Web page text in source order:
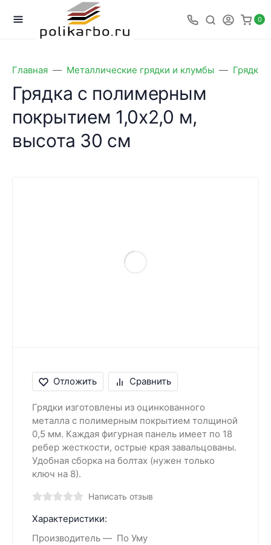
0
Главная Металлические грядки и клумбы Грядки
Грядка с полимерным
покрытием 1,0х2,0 м,
высота 30 см
Отложить Сравнить
Грядки изготовлены из оцинкованного
металла с полимерным покрытием толщиной
0,5 мм. Каждая фигурная панель имеет по 18
ребер жесткости, острые края завальцованы.
Удобная сборка на болтах (нужен только
ключ на 8).
Написать отзыв
Характеристики:
Производитель
По Уму